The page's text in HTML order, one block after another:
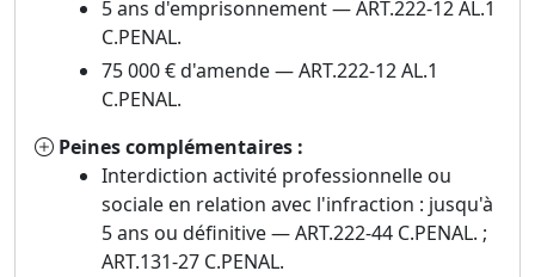
5 ans d'emprisonnement — ART.222-12 AL.1
C.PENAL.
75 000 € d'amende — ART.222-12 AL.1
C.PENAL.
Peines complémentaires :
Interdiction activité professionnelle ou
sociale en relation avec l'infraction : jusqu'à
5 ans ou définitive — ART.222-44 C.PENAL. ;
ART.131-27 C.PENAL.